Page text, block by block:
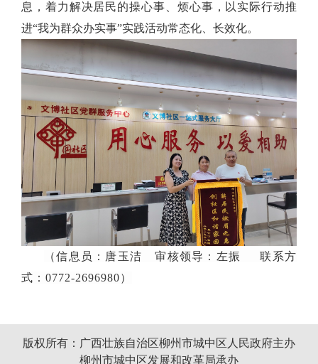
息，着力解决居民的操心事、烦心事，以实际行动推
进“我为群众办实事”实践活动常态化、长效化。
（信息员：唐玉洁 审核领导：左振 联系方
式：0772-2696980）
版权所有：广西壮族自治区柳州市城中区人民政府主办
柳州市城中区发展和改革局承办